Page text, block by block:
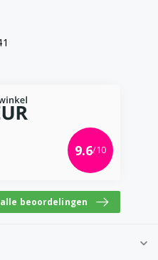
9.6/10
alle beoordelingen